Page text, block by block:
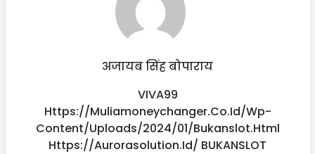
अजायब सिंह बोपाराय
VIVA99
Https://muliamoneychanger.co.id/wp-
Content/uploads/2024/01/bukanslot.html
Https://aurorasolution.id/ BUKANSLOT